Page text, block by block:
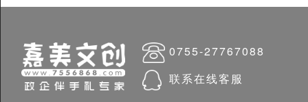
0755-27767088
联系在线客服